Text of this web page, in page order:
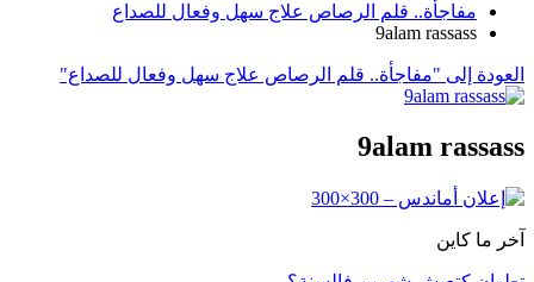
مفاجأة.. قلم الرصاص علاج سهل وفعال للصداع
9alam rassass
العودة إلى "مفاجأة.. قلم الرصاص علاج سهل وفعال للصداع"
9alam rassass
آخر ما كاين